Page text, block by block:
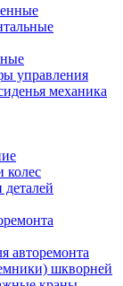
управления
механика
колес
авторемонта
шкворней